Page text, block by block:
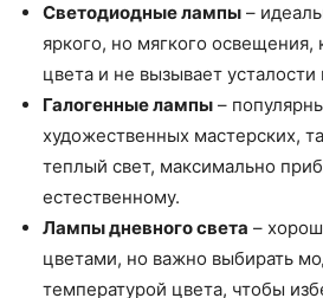
Светодиодные лампы –
яркого, но мягкого освещения,
цвета и не вызывает усталости
Галогенные лампы –
художественных мастерских,
теплый свет, максимально
естественному.
Лампы дневного света –
цветами, но важно выбирать
температурой цвета, чтобы